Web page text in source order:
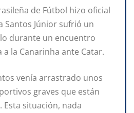
de Fútbol hizo oficial
Santos Júnior sufrió un
durante un encuentro
la Canarinha ante Catar.
venía arrastrado unos
graves que están
Esta situación, nada